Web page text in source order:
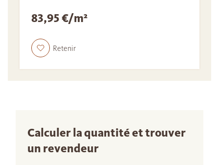
83,95 €/m²
Retenir
Calculer la quantité et trouver
un revendeur